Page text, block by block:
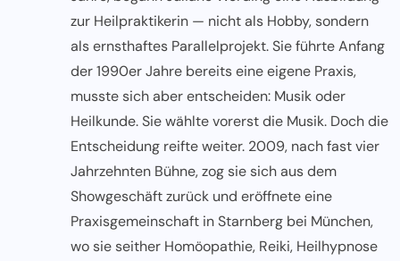
zur Heilpraktikerin — nicht als Hobby, sondern
als ernsthaftes Parallelprojekt. Sie führte Anfang
der 1990er Jahre bereits eine eigene Praxis,
musste sich aber entscheiden: Musik oder
Heilkunde. Sie wählte vorerst die Musik. Doch die
Entscheidung reifte weiter. 2009, nach fast vier
Jahrzehnten Bühne, zog sie sich aus dem
Showgeschäft zurück und eröffnete eine
Praxisgemeinschaft in Starnberg bei München,
wo sie seither Homöopathie, Reiki, Heilhypnose